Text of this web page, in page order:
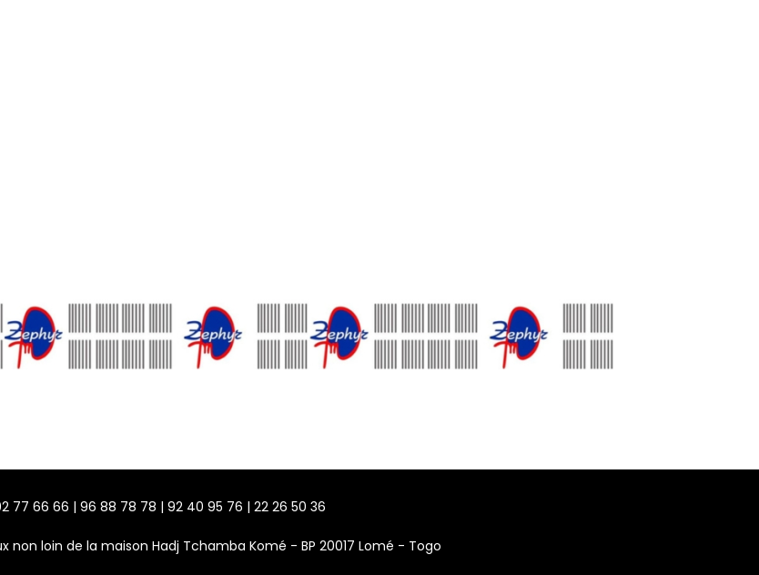
77 66 66 | 96 88 78 78 | 92 40 95 76 | 22 26 50 36
non loin de la maison Hadj Tchamba Komé - BP 20017 Lomé - Togo